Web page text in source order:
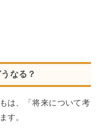
なる？
は、「将来について考
す。